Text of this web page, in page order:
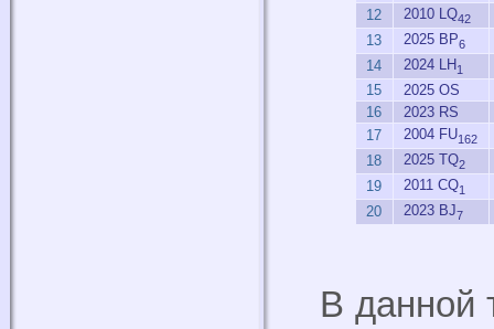
12
2010 LQ42
13 2025 BP6
14 2024 LH1
15
2025 OS
16
2023 RS
17
2004 FU162
18 2025 TQ2
19 2011 CQ1
20 2023 BJ7
В данной